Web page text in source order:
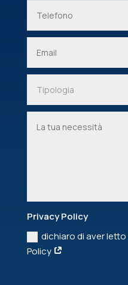
Privacy Policy
dichiaro di aver
Policy